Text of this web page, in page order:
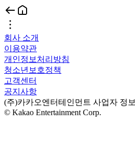
회사 소개
이용약관
개인정보처리방침
청소년보호정책
고객센터
공지사항
(주)카카오엔터테인먼트 사업자 정보
© Kakao Entertainment Corp.